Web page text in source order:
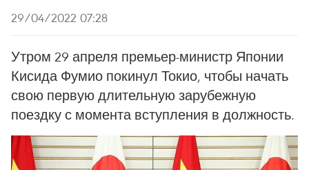
29/04/2022 07:28
Утром 29 апреля премьер-министр Японии
Кисида Фумио покинул Токио, чтобы начать
свою первую длительную зарубежную
поездку с момента вступления в должность.